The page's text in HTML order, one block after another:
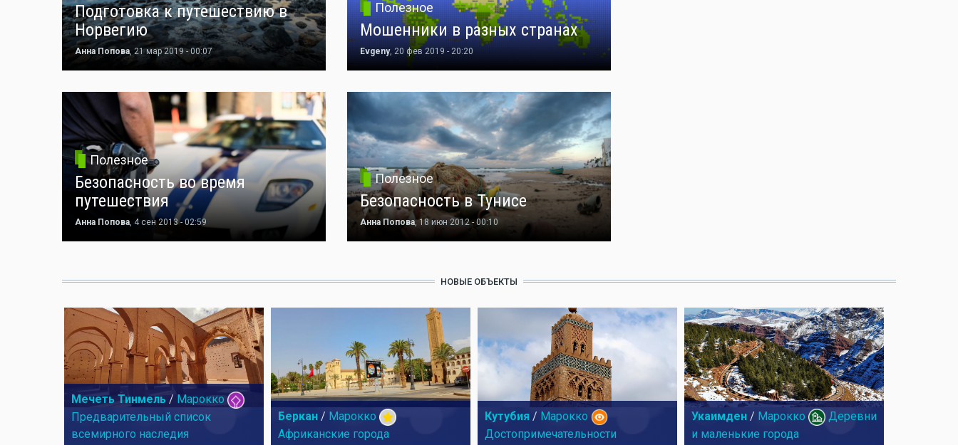
Подготовка к путешествию в
Норвегию
Анна Попова, 21 мар 2019 - 00:07
Полезное
Мошенники в разных странах
Evgeny, 20 фев 2019 - 20:20
Полезное
Безопасность во время
путешествия
Анна Попова , 4 сен 2013 - 02:59
Полезное
Безопасность в Тунисе
Анна Попова, 18 июн 2012 - 00:10
НОВЫЕ ОБЪЕКТЫ
Мечеть Тинмель / Марокко
Предварительный список
всемирного наследия
Беркан / Марокко
Африканские города
Кутубия / Марокко
Достопримечательности
Укаимден / Марокко
Деревни
и маленькие города